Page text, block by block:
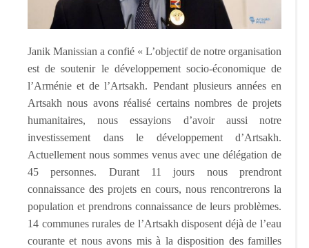
Janik Manissian a confié « L’objectif de notre organisation
est de soutenir le développement socio-économique de
l’Arménie et de l’Artsakh. Pendant plusieurs années en
Artsakh nous avons réalisé certains nombres de projets
humanitaires, nous essayions d’avoir aussi notre
investissement dans le développement d’Artsakh.
Actuellement nous sommes venus avec une délégation de
45 personnes. Durant 11 jours nous prendront
connaissance des projets en cours, nous rencontrerons la
population et prendrons connaissance de leurs problèmes.
14 communes rurales de l’Artsakh disposent déjà de l’eau
courante et nous avons mis à la disposition des familles